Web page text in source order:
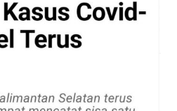
(Apahabar, 7
2022)